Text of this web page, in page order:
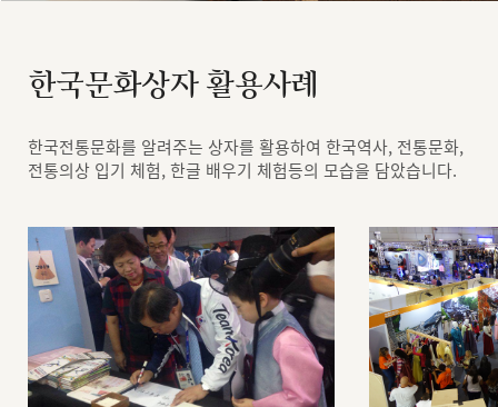
한국문화상자 활용사례
한국전통문화를 알려주는 상자를 활용하여 한국역사, 전통문화,
전통의상 입기 체험, 한글 배우기 체험등의 모습을 담았습니다.